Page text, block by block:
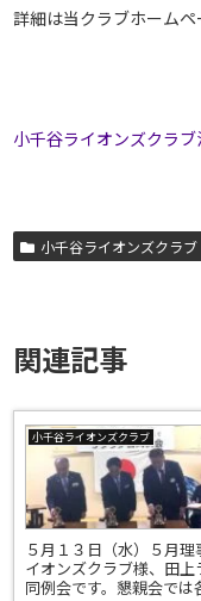
詳細は当クラブホームペ
小千谷ライオンズクラ
小千谷ライオンズクラブ
関連記事
小千谷ライオンズクラブ
５月１３日（水）５月
イオンズクラブ様、田
同例会です。懇親会で